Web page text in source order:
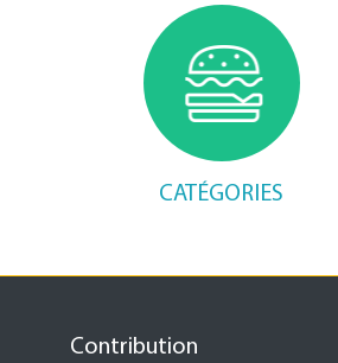
CATÉGORIES
Contribution